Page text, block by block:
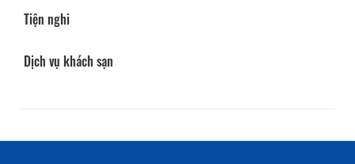
Tiện nghi
Dịch vụ khách sạn